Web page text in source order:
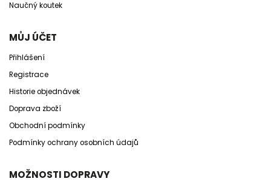
Naučný koutek
MŮJ ÚČET
Přihlášení
Registrace
Historie objednávek
Doprava zboží
Obchodní podmínky
Podmínky ochrany osobních údajů
MOŽNOSTI DOPRAVY